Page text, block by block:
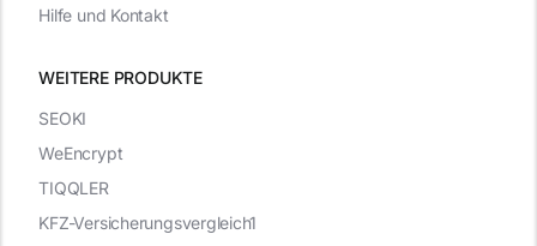
WEITERE PRODUKTE
Hilfe und Kontakt
SEOKI
WeEncrypt
TIQQLER
KFZ-Versicherungsvergleich1